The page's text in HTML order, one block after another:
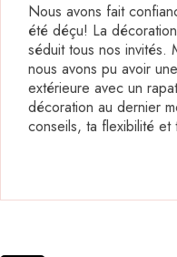
Nous avons fait
été déçu! La
séduit tous nos invités.
nous avons pu avoir
extérieure avec un
décoration au dernier
conseils, ta flexibilité et